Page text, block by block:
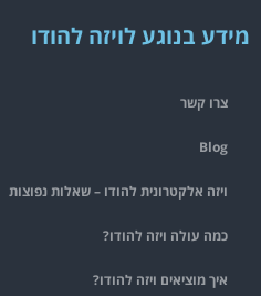
מידע בנוגע לויזה להודו
צרו קשר
Blog
ויזה אלקטרונית להודו – שאלות נפוצות
כמה עולה ויזה להודו?
איך מוציאים ויזה להודו?